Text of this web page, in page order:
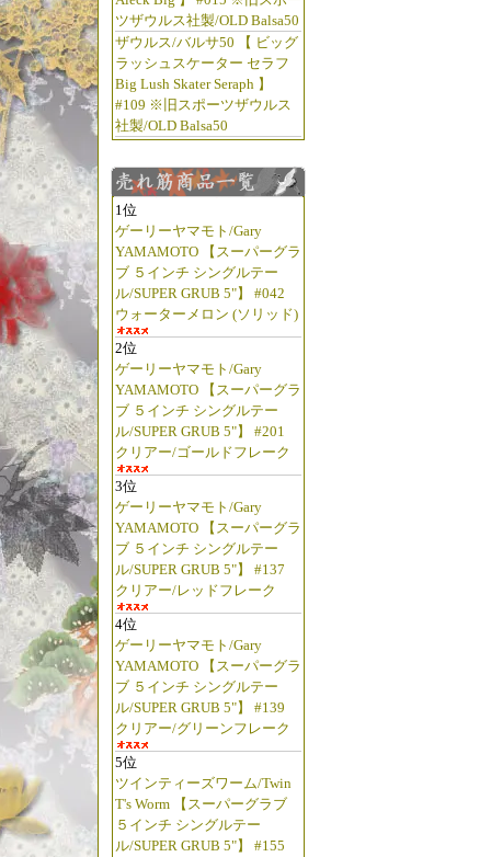
ツザウルス社製/OLD Balsa50
ザウルス/バルサ50 【 ビッグ
ラッシュスケーター セラフ
Big Lush Skater Seraph 】
#109 ※旧スポーツザウルス
社製/OLD Balsa50
1位
ゲーリーヤマモト/Gary
YAMAMOTO 【スーパーグラ
ブ ５インチ シングルテー
ル/SUPER GRUB 5"】 #042
ウォーターメロン (ソリッド)
2位
ゲーリーヤマモト/Gary
YAMAMOTO 【スーパーグラ
ブ ５インチ シングルテー
ル/SUPER GRUB 5"】 #201
クリアー/ゴールドフレーク
3位
ゲーリーヤマモト/Gary
YAMAMOTO 【スーパーグラ
ブ ５インチ シングルテー
ル/SUPER GRUB 5"】 #137
クリアー/レッドフレーク
4位
ゲーリーヤマモト/Gary
YAMAMOTO 【スーパーグラ
ブ ５インチ シングルテー
ル/SUPER GRUB 5"】 #139
クリアー/グリーンフレーク
5位
ツインティーズワーム/Twin
T's Worm 【スーパーグラブ
５インチ シングルテー
ル/SUPER GRUB 5"】 #155